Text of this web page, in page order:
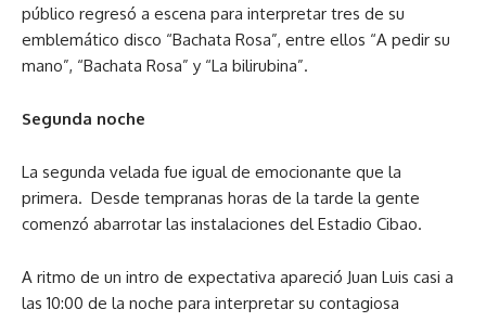
público regresó a escena para interpretar tres de su
emblemático disco “Bachata Rosa”, entre ellos “A pedir su
mano”, “Bachata Rosa” y “La bilirubina”.
Segunda noche
La segunda velada fue igual de emocionante que la
primera. Desde tempranas horas de la tarde la gente
comenzó abarrotar las instalaciones del Estadio Cibao.
A ritmo de un intro de expectativa apareció Juan Luis casi a
las 10:00 de la noche para interpretar su contagiosa